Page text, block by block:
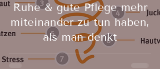
Ruhe & gute Pflege mehr
miteinander zu tun haben,
als man denkt